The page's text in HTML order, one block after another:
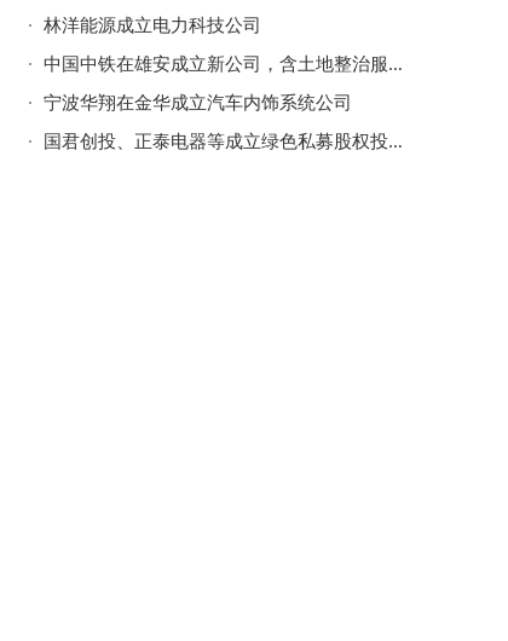
林洋能源成立电力科技公司
中国中铁在雄安成立新公司，含土地整治服务业务
宁波华翔在金华成立汽车内饰系统公司
国君创投、正泰电器等成立绿色私募股权投资基金